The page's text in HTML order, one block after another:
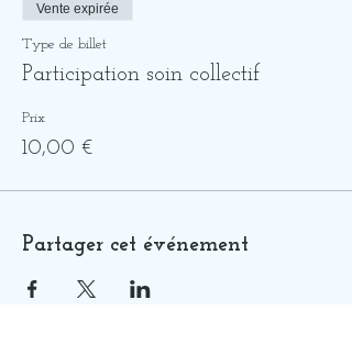
Vente expirée
Type de billet
Participation soin collectif
Prix
10,00 €
Partager cet événement